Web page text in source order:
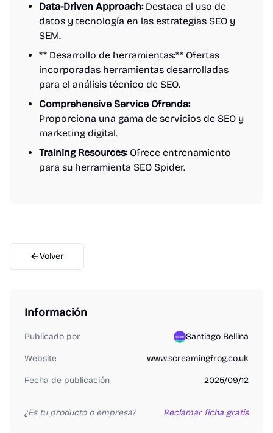
Data-Driven Approach:Destaca el uso de
datos y tecnología en las estrategias SEO y
SEM.
** Desarrollo de herramientas:** Ofertas
incorporadas herramientas desarrolladas
para el análisis técnico de SEO.
Comprehensive Service Ofrenda:
Proporciona una gama de servicios de SEO y
marketing digital.
Training Resources:Ofrece entrenamiento
para su herramienta SEO Spider.
Volver
Información
Publicado por Santiago Bellina
Website www.screamingfrog.co.uk
Fecha de publicación 2025/09/12
¿Es tu producto o empresa? Reclamar ficha gratis